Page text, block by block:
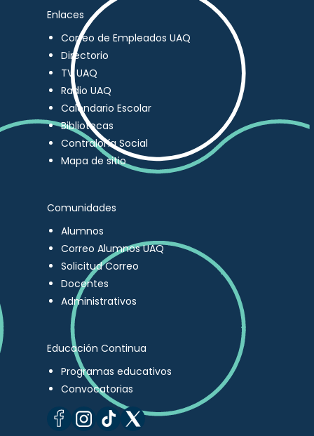
Enlaces
Correo de Empleados UAQ
Directorio
TV UAQ
Radio UAQ
Calendario Escolar
Bibliotecas
Contraloría Social
Mapa de sitio
Comunidades
Alumnos
Correo Alumnos UAQ
Solicitud Correo
Docentes
Administrativos
Educación Continua
Programas educativos
Convocatorias